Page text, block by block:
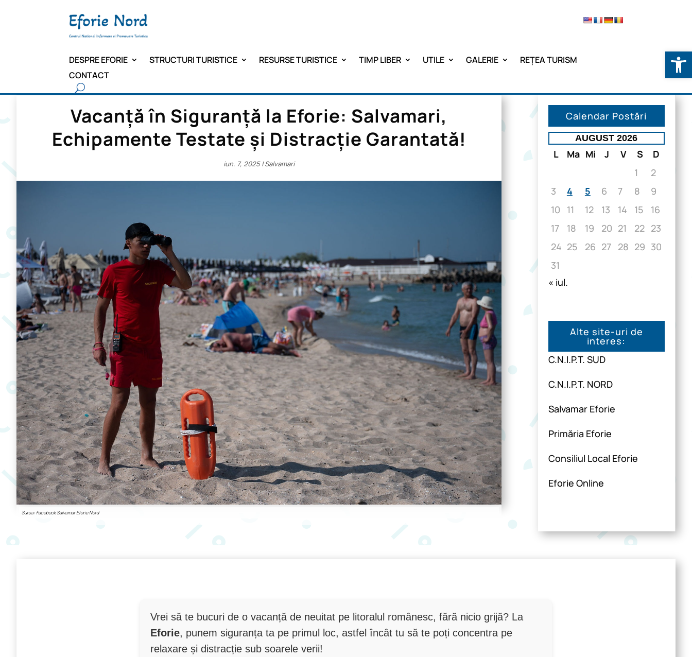
DESPRE EFORIE STRUCTURI TURISTICE RESURSE TURISTICE TIMP LIBER UTILE GALERIE
REȚEA TURISM
CONTACT
Vacanță în Siguranță la Eforie: Salvamari,
Echipamente Testate și Distracție Garantată!
iun. 7, 2025|Salvamari
Sursa: Facebook Salvamar Eforie Nord
Calendar Postări
AUGUST 2026
L Ma Mi J V S
D
1
2
3
4 5 6 7 8
9
10
11 12 13 14 15
16
17
18 19 20 21 22 23
24 25 26 27 28 29 30
31
« iul.
Alte site-uri de
interes:
C.N.I.P.T. SUD
C.N.I.P.T. NORD
Salvamar Eforie
Primăria Eforie
Consiliul Local Eforie
Eforie Online
Vrei să te bucuri de o vacanță de neuitat pe litoralul românesc, fără nicio grijă? La
Eforie, punem siguranța ta pe primul loc, astfel încât tu să te poți concentra pe
relaxare și distracție sub soarele verii!